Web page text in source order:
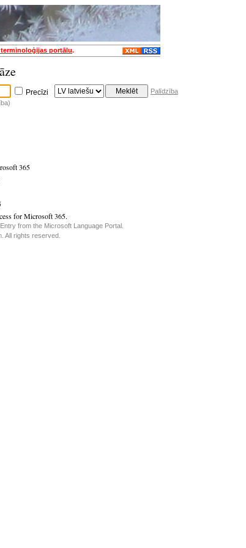
portālu.
Precīzi
Palīdzība
365
for Microsoft 365.
from the Microsoft Language Portal.
All rights reserved.